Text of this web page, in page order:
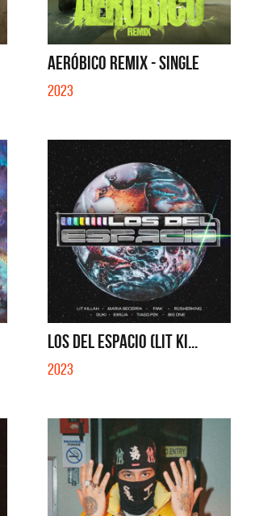
AERÓBICO REMIX - SINGLE
2023
LOS DEL ESPACIO (LIT KI...
2023